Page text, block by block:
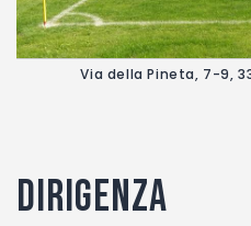
Via della Pineta, 7-9,
DIRIGENZA